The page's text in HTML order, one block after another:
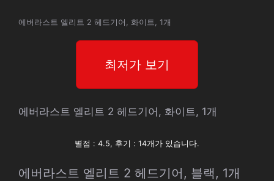
에버라스트 엘리트 2 헤드기어, 화이트, 1개
최저가 보기
에버라스트 엘리트 2 헤드기어, 화이트, 1개
별점 : 4.5, 후기 : 14개가 있습니다.
에버라스트 엘리트 2 헤드기어, 블랙, 1개